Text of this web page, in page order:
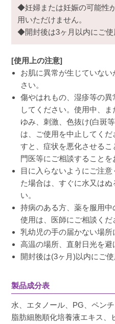
◆妊婦または妊娠の可能性
用いただけません。
◆開封後は3ヶ月以内にご使
[使用上の注意]
お肌に異常が生じていな
さい。
傷やはれもの、湿疹等の
してください。使用中、
ゆみ、刺激、色抜け(白斑
は、ご使用を中止してく
すと、症状を悪化させる
門医等にご相談することを
目に入らないようにご注
た場合は、すぐに水又は
い。
持病のある方、薬を服用
使用は、医師にご相談くだ
乳幼児の手の届かない場所
高温の場所、直射日光を避
開封後は(3ヶ月)以内にご使
製品成分表
水、エタノール、PG、ペン
脂肪細胞順化培養液エキス、